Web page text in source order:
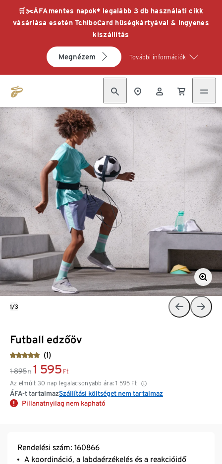
🛒✂️ÁFAmentes napok* legalább 3 db használati cikk
vásárlása esetén TchiboCard hűségkártyával & ingyenes
kiszállítás
Megnézem További információk
Futball edzőöv
(1)
1 895 Ft 1 595 Ft
Az elmúlt 30 nap legalacsonyabb ára: 1 595 Ft
ÁFA-t tartalmazSzállítási költséget nem tartalmaz
Pillanatnyilag nem kapható
1/3
Rendelési szám: 160866
A koordináció, a labdaérzékelés és a reakcióidő